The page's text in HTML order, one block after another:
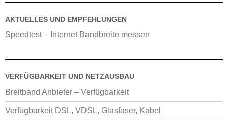
AKTUELLES UND EMPFEHLUNGEN
Speedtest – Internet Bandbreite messen
VERFÜGBARKEIT UND NETZAUSBAU
Breitband Anbieter – Verfügbarkeit
Verfügbarkeit DSL, VDSL, Glasfaser, Kabel